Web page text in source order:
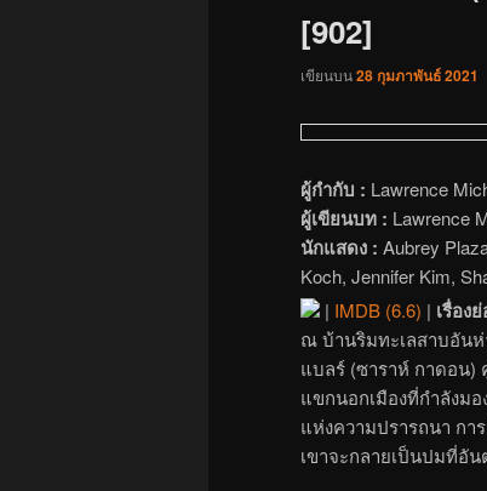
[902]
เขียนบน28 กุมภาพันธ์ 2021
ผู้กำกับ : Lawrence
ผู้เขียนบท : Lawrence
นักแสดง : Aubrey
Koch, Jennifer Kim,
| IMDB (6.6) | เรื่อง
ณ บ้านริมทะเลสาบอันห่
แบลร์ (ซาราห์ กาดอน)
แขกนอกเมืองที่กำลังม
แห่งความปรารถนา กา
เขาจะกลายเป็นปมที่อัน